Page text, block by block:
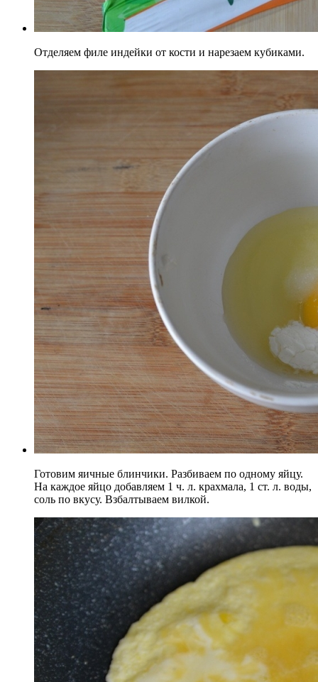
Отделяем филе индейки от кости и нарезаем кубиками.
Готовим яичные блинчики. Разбиваем по одному яйцу.
На каждое яйцо добавляем 1 ч. л. крахмала, 1 ст. л. воды,
соль по вкусу. Взбалтываем вилкой.